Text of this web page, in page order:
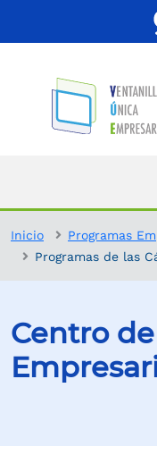
Inicio
Programas
Programas de las
Centro